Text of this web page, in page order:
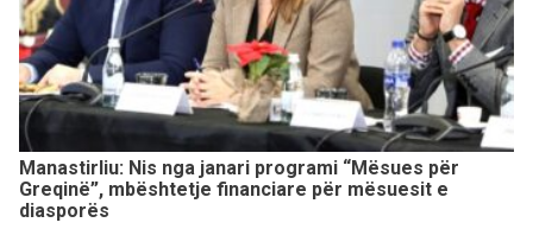
Manastirliu: Nis nga janari programi “Mësues për
Greqinë”, mbështetje financiare për mësuesit e
diasporës